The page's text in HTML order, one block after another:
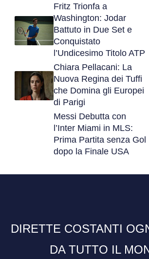
Fritz Trionfa a
Washington: Jodar
Battuto in Due Set e
Conquistato
l’Undicesimo Titolo ATP
Chiara Pellacani: La
Nuova Regina dei Tuffi
che Domina gli Europei
di Parigi
Messi Debutta con
l’Inter Miami in MLS:
Prima Partita senza Gol
dopo la Finale USA
DIRETTE COSTANTI
DA TUTTO IL